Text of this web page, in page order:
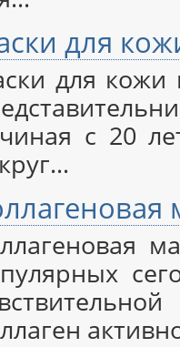
для
для кожи
с 20